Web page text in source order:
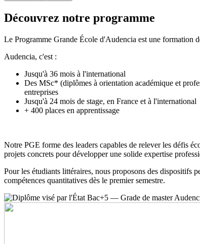
Découvrez notre programme
Le Programme Grande École d'Audencia est une formation
Audencia, c'est :
Jusqu'à 36 mois à l'international
Des MSc* (diplômes à orientation académique et
entreprises
Jusqu'à 24 mois de stage, en France et à l'international
+ 400 places en apprentissage
Notre PGE forme des leaders capables de relever les défis
projets concrets pour développer une solide expertise
Pour les étudiants littéraires, nous proposons des dispositifs
compétences quantitatives dès le premier semestre.